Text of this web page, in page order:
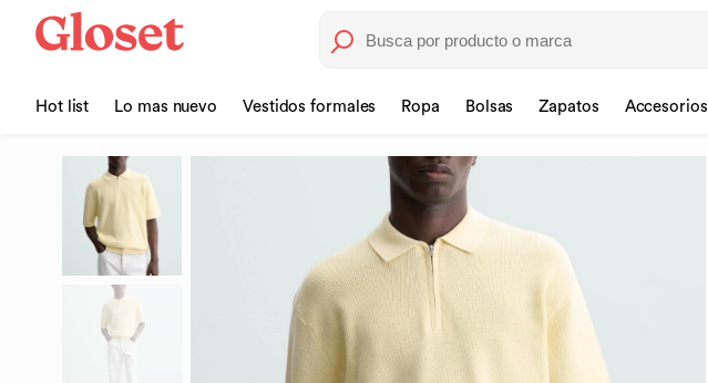
Hot list Lo mas nuevo Vestidos formales Ropa Bolsas Zapatos Accesorios